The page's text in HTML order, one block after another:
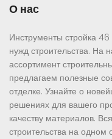
О нас
Инструменты стройка
нужд строительства. На
ассортимент
предлагаем полезные
отделке. Узнайте о
решениях для вашего
качеству материалов.
строительства на одном